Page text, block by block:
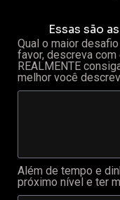
Essas são as
Qual o maior
favor, descreva
REALMENTE
melhor você
Além de tempo e
próximo nível e ter